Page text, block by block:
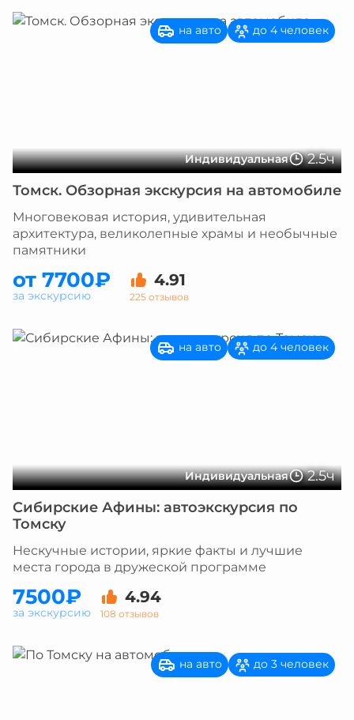
Индивидуальная 2.5ч
на авто до 4 человек
Томск. Обзорная экскурсия на автомобиле
Многовековая история, удивительная
архитектура, великолепные храмы и необычные
памятники
от 7700₽ 4.91
225 отзывов
за экскурсию
Индивидуальная 2.5ч
на авто до 4 человек
Сибирские Афины: автоэкскурсия по
Томску
Нескучные истории, яркие факты и лучшие
места города в дружеской программе
7500₽ 4.94
108 отзывов
за экскурсию
на авто до 3 человек